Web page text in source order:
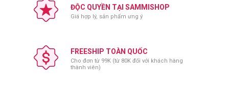
ĐỘC QUYỀN TẠI SAMMISHOP
Giá hợp lý, sản phẩm ưng ý
FREESHIP TOÀN QUỐC
Cho đơn từ 99K (từ 80K đối với khách hàng
thành viên)